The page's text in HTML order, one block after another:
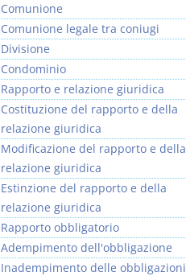
Comunione
Comunione legale tra coniugi
Divisione
Condominio
Rapporto e relazione giuridica
Costituzione del rapporto e della
relazione giuridica
Modificazione del rapporto e della
relazione giuridica
Estinzione del rapporto e della
relazione giuridica
Rapporto obbligatorio
Adempimento dell'obbligazione
Inadempimento delle obbligazioni